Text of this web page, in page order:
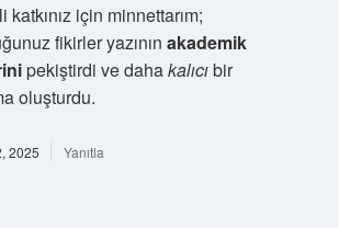
katkınız için minnettarım;
fikirler yazının akademik
pekiştirdi ve dahakalıcıbir
oluşturdu.
2025 Yanıtla